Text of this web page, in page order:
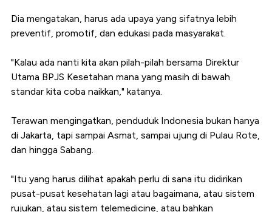
Dia mengatakan, harus ada upaya yang sifatnya lebih
preventif, promotif, dan edukasi pada masyarakat.
"Kalau ada nanti kita akan pilah-pilah bersama Direktur
Utama BPJS Kesetahan mana yang masih di bawah
standar kita coba naikkan," katanya.
Terawan mengingatkan, penduduk Indonesia bukan hanya
di Jakarta, tapi sampai Asmat, sampai ujung di Pulau Rote,
dan hingga Sabang.
"Itu yang harus dilihat apakah perlu di sana itu didirikan
pusat-pusat kesehatan lagi atau bagaimana, atau sistem
rujukan, atau sistem telemedicine, atau bahkan